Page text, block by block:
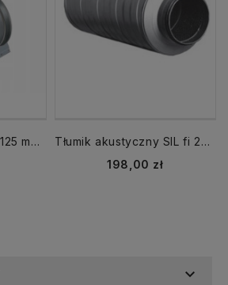
Przepustnica ZAS fi 125 mm zasuwa gilotynowa
Tłumik akustyczny SIL fi 200 długość 600 Alnor
Cena
198,00 zł
